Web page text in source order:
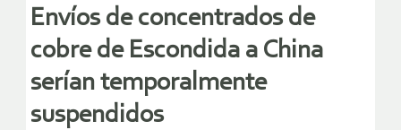
Envíos de concentrados de
cobre de Escondida a China
serían temporalmente
suspendidos